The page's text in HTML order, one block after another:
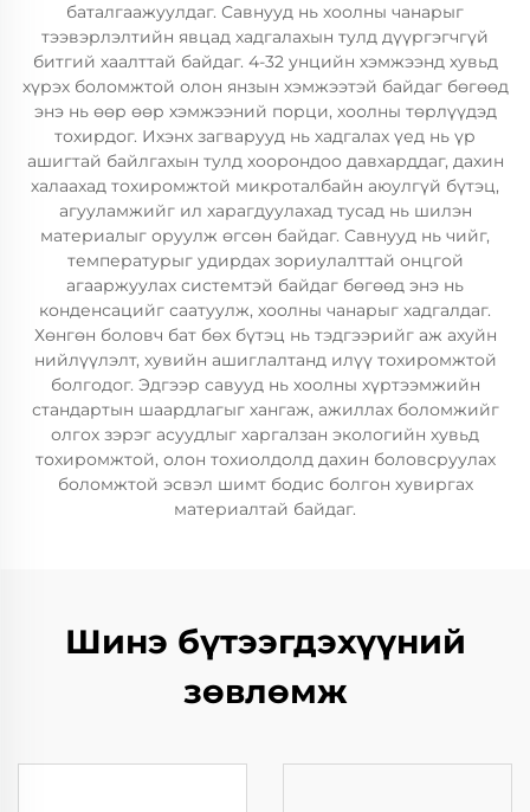
баталгаажуулдаг. Савнууд нь хоолны чанарыг
тээвэрлэлтийн явцад хадгалахын тулд дүүргэгчгүй
битгий хаалттай байдаг. 4-32 унцийн хэмжээнд хувьд
хүрэх боломжтой олон янзын хэмжээтэй байдаг бөгөөд
энэ нь өөр өөр хэмжээний порци, хоолны төрлүүдэд
тохирдог. Ихэнх загварууд нь хадгалах үед нь үр
ашигтай байлгахын тулд хоорондоо давхарддаг, дахин
халаахад тохиромжтой микроталбайн аюулгүй бүтэц,
агууламжийг ил харагдуулахад тусад нь шилэн
материалыг оруулж өгсөн байдаг. Савнууд нь чийг,
температурыг удирдах зориулалттай онцгой
агааржуулах системтэй байдаг бөгөөд энэ нь
конденсацийг саатуулж, хоолны чанарыг хадгалдаг.
Хөнгөн боловч бат бөх бүтэц нь тэдгээрийг аж ахуйн
нийлүүлэлт, хувийн ашиглалтанд илүү тохиромжтой
болгодог. Эдгээр савууд нь хоолны хүртээмжийн
стандартын шаардлагыг хангаж, ажиллах боломжийг
олгох зэрэг асуудлыг харгалзан экологийн хувьд
тохиромжтой, олон тохиолдолд дахин боловсруулах
боломжтой эсвэл шимт бодис болгон хувиргах
материалтай байдаг.
Шинэ бүтээгдэхүүний
зөвлөмж